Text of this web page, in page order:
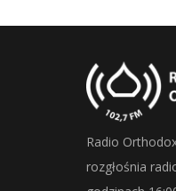
Radio
rozgłośnia